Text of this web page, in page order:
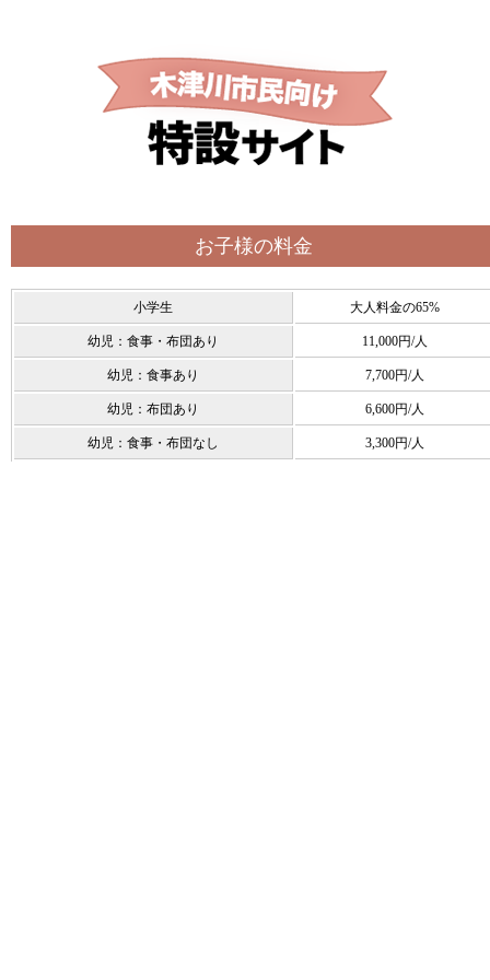
お子様の料金
小学生 大人料金の65%
幼児：食事・布団あり 11,000円/人
幼児：食事あり 7,700円/人
幼児：布団あり 6,600円/人
幼児：食事・布団なし 3,300円/人